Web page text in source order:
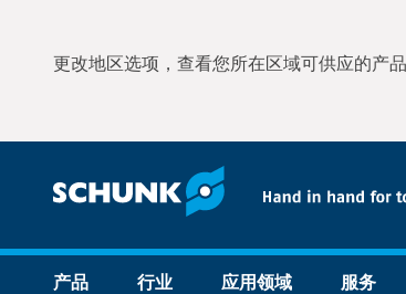
更改地区选项，查看您所在区域可供应的产
产品 行业 应用领域 服务